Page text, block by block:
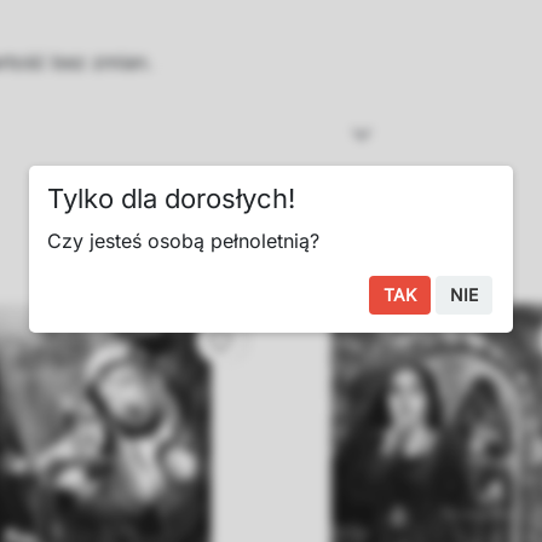
bez zmian.
favorite_border
Tylko dla dorosłych!
Czy jesteś osobą pełnoletnią?
TAK NIE